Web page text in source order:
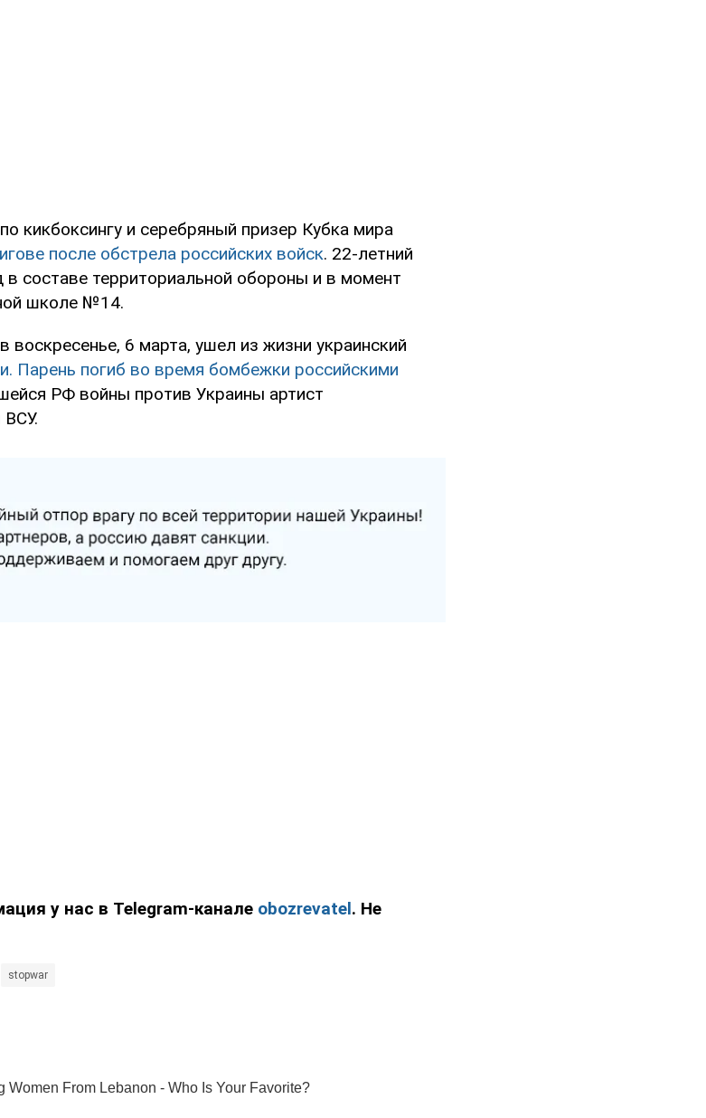
кикбоксингу и серебряный призер Кубка мира
после обстрела российских войск. 22-летний
составе территориальной обороны и в момент
школе №14.
воскресенье, 6 марта, ушел из жизни украинский
Парень погиб во время бомбежки российскими
РФ войны против Украины артист
у нас в Telegram-канале obozrevatel. Не
stopwar